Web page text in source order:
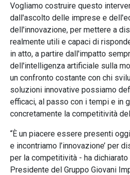
Vogliamo costruire questo
dall'ascolto delle imprese e
dell'innovazione, per mettere a
realmente utili e capaci di
in atto, a partire dall'impatto
dell'intelligenza artificiale sulla
un confronto costante con chi
soluzioni innovative possiamo
efficaci, al passo con i tempi e in
concretamente la competitività
“È un piacere essere presenti
e incontriamo l’innovazione’ per
per la competitività - ha dichiarato
Presidente del Gruppo Giovani